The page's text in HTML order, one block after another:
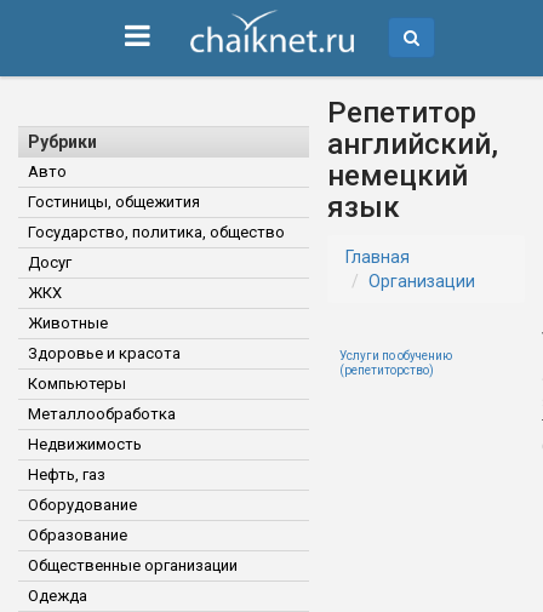
Рубрики
Авто
Гостиницы, общежития
Государство, политика, общество
Досуг
ЖКХ
Животные
Здоровье и красота
Компьютеры
Металлообработка
Недвижимость
Нефть, газ
Оборудование
Образование
Общественные организации
Одежда
Репетитор
английский,
немецкий
язык
Главная
Организации
Услуги по обучению
(репетиторство)